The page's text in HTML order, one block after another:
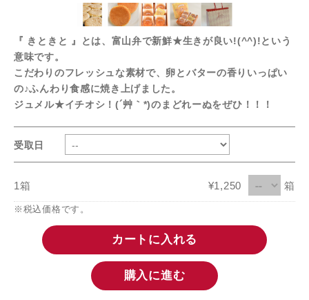
『 きときと 』とは、富山弁で新鮮★生きが良い!(^^)!という
意味です。
こだわりのフレッシュな素材で、卵とバターの香りいっぱい
の♪ふんわり食感に焼き上げました。
ジュメル★イチオシ！(´艸｀*)のまどれーぬをぜひ！！！
受取日
1箱 ¥1,250 箱
※税込価格です。
カートに入れる
購入に進む